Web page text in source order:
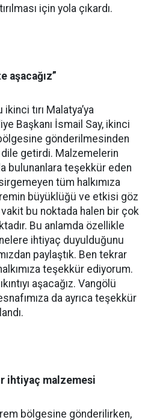
için yola çıkardı.
aşacağız”
tırı Malatya’ya
Başkanı İsmail Say, ikinci
bölgesine gönderilmesinden
getirdi. Malzemelerin
bulunanlara teşekkür eden
tüm halkımıza
büyüklüğü ve etkisi göz
bu noktada halen bir çok
Bu anlamda özellikle
ihtiyaç duyulduğunu
paylaştık. Ben tekrar
teşekkür ediyorum.
aşacağız. Vangölü
da ayrıca teşekkür
ihtiyaç malzemesi
bölgesine gönderilirken,